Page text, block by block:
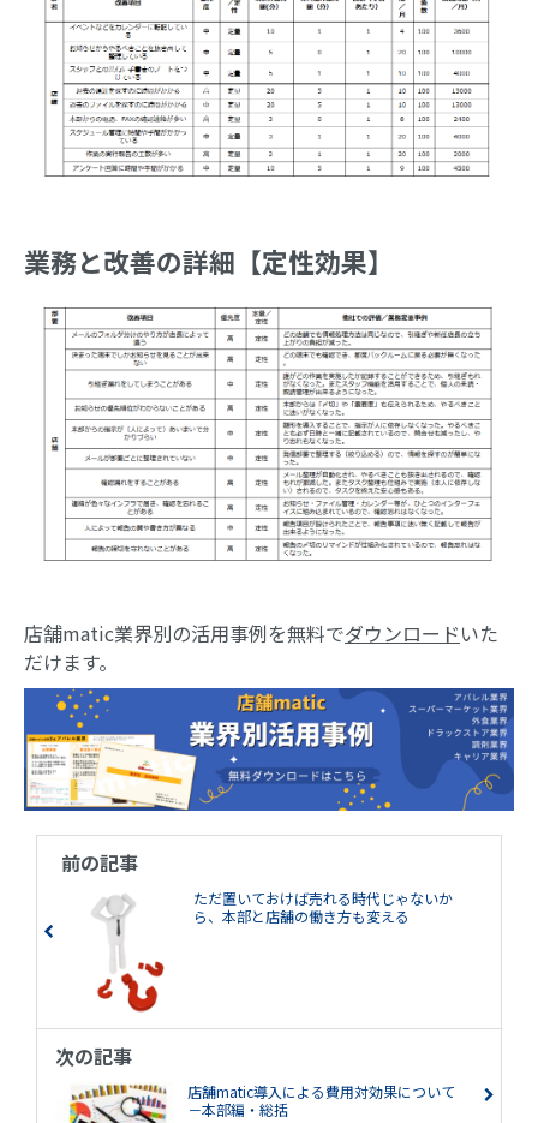
業務と改善の詳細【定性効果】
店舗matic業界別の活用事例を無料でダウンロードいた
だけます。
前の記事
ただ置いておけば売れる時代じゃないか
ら、本部と店舗の働き方も変える
次の記事
店舗matic導入による費用対効果について
－本部編・総括